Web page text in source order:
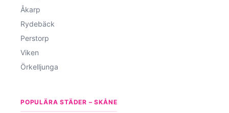
Åkarp
Rydebäck
Perstorp
Viken
Örkelljunga
POPULÄRA STÄDER – SKÅNE